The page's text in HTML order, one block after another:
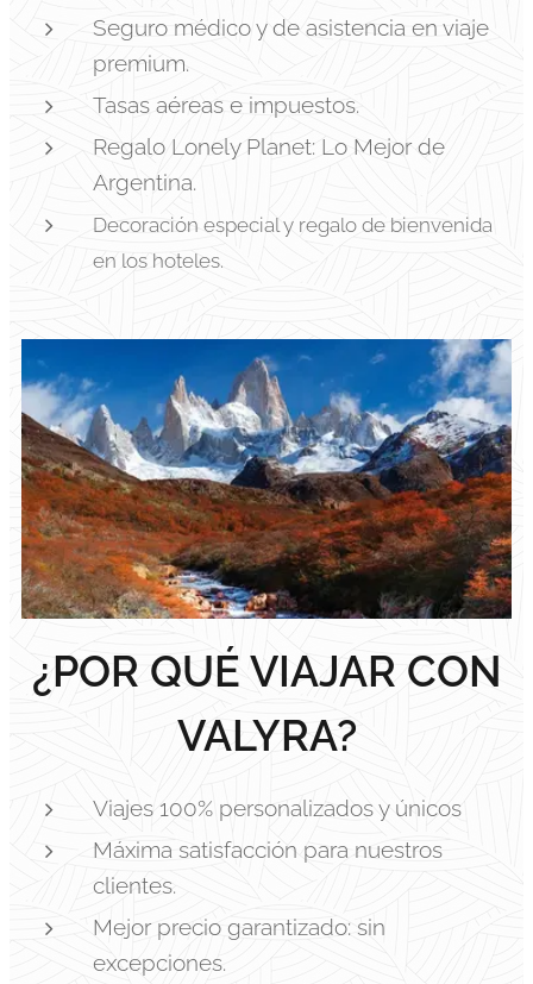
Seguro médico y de asistencia en viaje
premium.
Tasas aéreas e impuestos.
Regalo Lonely Planet: Lo Mejor de
Argentina.
Decoración especial y regalo de bienvenida
en los hoteles.
¿POR QUÉ VIAJAR CON
VALYRA?
Viajes 100% personalizados y únicos
Máxima satisfacción para nuestros
clientes.
Mejor precio garantizado: sin
excepciones.